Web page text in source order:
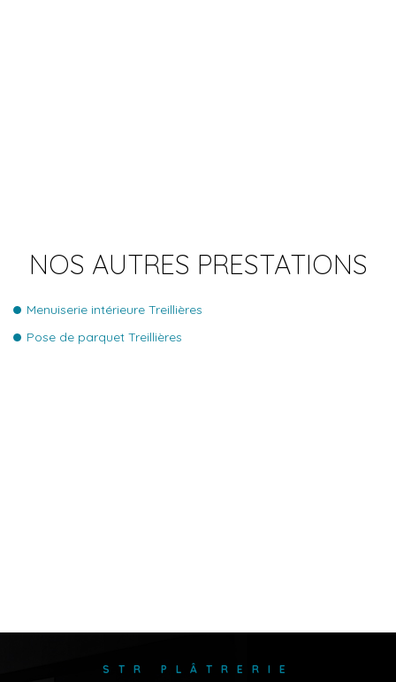
NOS AUTRES PRESTATIONS
Menuiserie intérieure Treillières
Pose de parquet Treillières
STR PLÂTRERIE